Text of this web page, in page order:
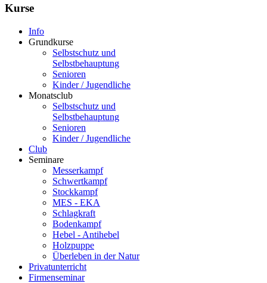
Kurse
Info
Grundkurse
Selbstschutz und
Selbstbehauptung
Senioren
Kinder / Jugendliche
Monatsclub
Selbstschutz und
Selbstbehauptung
Senioren
Kinder / Jugendliche
Club
Seminare
Messerkampf
Schwertkampf
Stockkampf
MES - EKA
Schlagkraft
Bodenkampf
Hebel - Antihebel
Holzpuppe
Überleben in der Natur
Privatunterricht
Firmenseminar